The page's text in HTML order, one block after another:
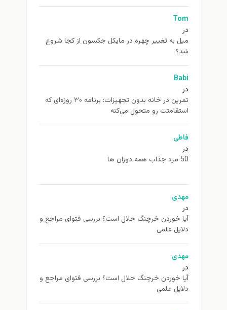
Tom
در
ميل به تغيير چهره در مایکل جکسون از كجا شروع
شد؟
Babi
در
تمرین در خانه بدون تجهیزات: برنامه ۳۰ روزه‌ای که
استقامتت رو متحول می‌کنه
فاطی
در
50 مرد جذاب همه دوران ها
مهدی
در
آیا خوردن خرچنگ حلال است؟ بررسی فتوای مراجع و
دلایل علمی
مهدی
در
آیا خوردن خرچنگ حلال است؟ بررسی فتوای مراجع و
دلایل علمی